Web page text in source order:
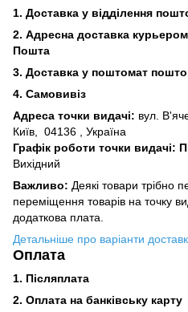
1. Доставка у відділення
2. Адресна доставка
Пошта
3. Доставка у поштомат
4. Самовивіз
Адреса точки видачі: вул.
Київ,
04136 , Україна
Графік роботи точки видачі:
Вихідний
Важливо: Деякі товари трібно
переміщення товарів на точку
додаткова плата.
Детальніше про варіанти
Оплата
1. Післяплата
2. Оплата на банківську карту